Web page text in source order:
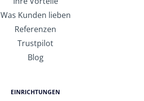
Was Kunden lieben
Referenzen
Trustpilot
Blog
EINRICHTUNGEN